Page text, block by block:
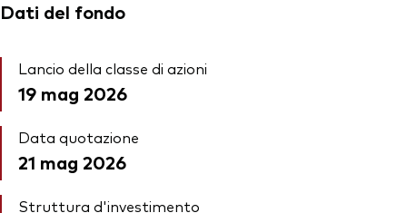
Dati del fondo
Lancio della classe di azioni
19 mag 2026
Data quotazione
21 mag 2026
Struttura d'investimento